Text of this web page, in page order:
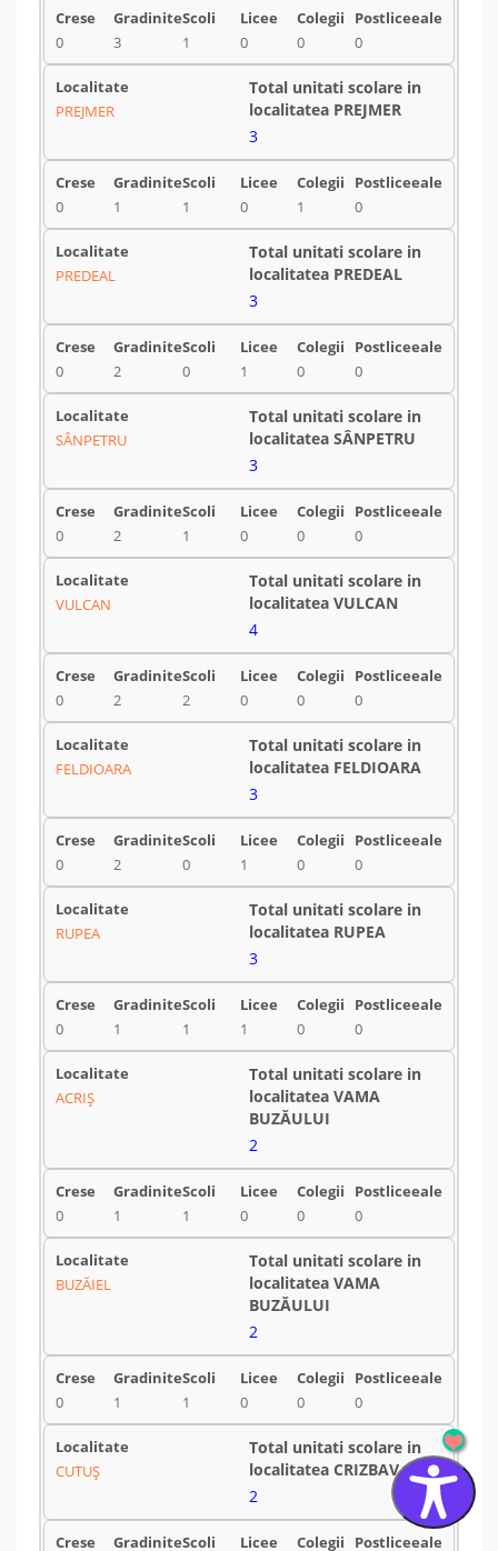
0 3 1 0 0 0
PREJMER
3
0 1 1 0 1 0
PREDEAL
3
0 2 0 1 0 0
SÂNPETRU
3
0 2 1 0 0 0
VULCAN
4
0 2 2 0 0 0
FELDIOARA
3
0 2 0 1 0 0
RUPEA
3
0 1 1 1 0 0
ACRIŞ
2
0 1 1 0 0 0
BUZĂIEL
2
0 1 1 0 0 0
CUTUŞ
2